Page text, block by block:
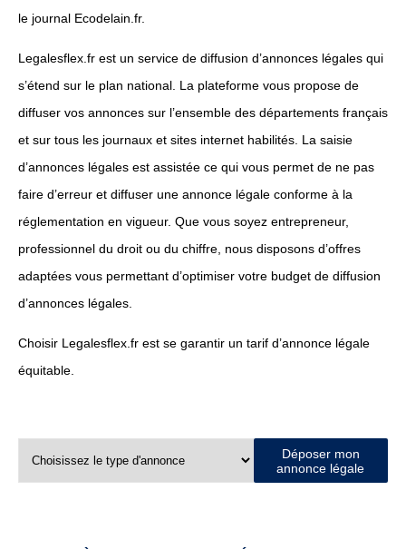
le journal Ecodelain.fr.
Legalesflex.fr est un service de diffusion d’annonces légales qui
s’étend sur le plan national. La plateforme vous propose de
diffuser vos annonces sur l’ensemble des départements français
et sur tous les journaux et sites internet habilités. La saisie
d’annonces légales est assistée ce qui vous permet de ne pas
faire d’erreur et diffuser une annonce légale conforme à la
réglementation en vigueur. Que vous soyez entrepreneur,
professionnel du droit ou du chiffre, nous disposons d’offres
adaptées vous permettant d’optimiser votre budget de diffusion
d’annonces légales.
Choisir Legalesflex.fr est se garantir un tarif d’annonce légale
équitable.
Déposer mon
annonce légale